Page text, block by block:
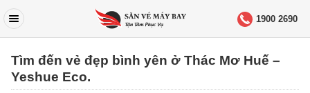
1900 2690
Tìm đến vẻ đẹp bình yên ở Thác Mơ Huế –
Yeshue Eco.